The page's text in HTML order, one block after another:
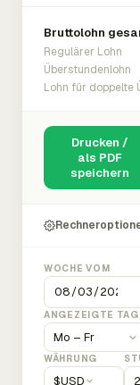
Bruttolohn
Regulärer Lohn
Überstundenlohn
Lohn für doppelte
Drucken /
als PDF
speichern
WOCHE VOM
ANGEZEIGTE
WÄHRUNG
$USD